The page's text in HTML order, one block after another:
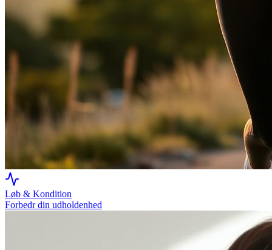
Løb & Kondition
Forbedr din udholdenhed